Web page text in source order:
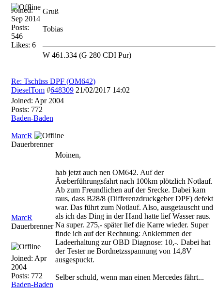
Joined:
Sep 2014
Posts:
546
Likes: 6
Gruß
Tobias
W 461.334 (G 280 CDI Pur)
Re: Tschüss DPF (OM642)
DieselTom #648309 21/02/2017 14:02
Joined: Apr 2004
Posts: 772
Baden-Baden
MarcR
Dauerbrenner
MarcR
Dauerbrenner
Joined: Apr
2004
Posts: 772
Baden-Baden
Moinen,
hab jetzt auch nen OM642. Auf der
Ãœberführungsfahrt nach 100km plötzlich Notlauf.
Ab zum Freundlichen auf der Srecke. Dabei kam
raus, dass B28/8 (Differenzdruckgeber DPF) defekt
war. Das führt zum Notlauf. Also, ausgetauscht und
als ich das Ding in der Hand hatte lief Wasser raus.
Na super. 275,- später lief die Karre wieder. Super
finde ich auf der Rechnung: Anklemmen der
Ladeerhaltung zur OBD Diagnose: 10,-. Dabei hat
der Tester ne Bordnetzsspannung von 14,8V
ausgespuckt.
Selber schuld, wenn man einen Mercedes fährt...